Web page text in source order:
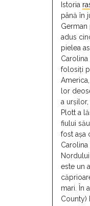
Istoria
până în
German
adus
pielea
folosiți
lor
a
Plott a
fiului
fost așa
este un
mari. În
County)